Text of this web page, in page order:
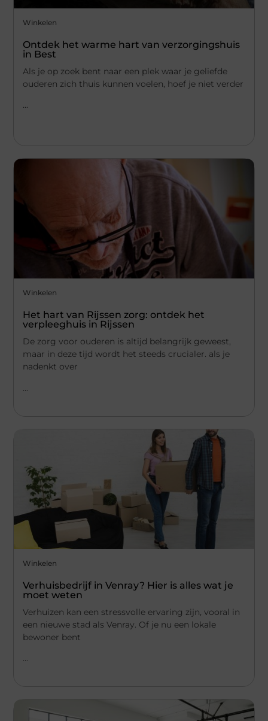
Winkelen
Ontdek het warme hart van verzorgingshuis
in Best
Als je op zoek bent naar een plek waar je geliefde
ouderen zich thuis kunnen voelen, hoef je niet verder
...
Winkelen
Het hart van Rijssen zorg: ontdek het
verpleeghuis in Rijssen
De zorg voor ouderen is altijd belangrijk geweest,
maar in deze tijd wordt het steeds crucialer. als je
nadenkt over
Winkelen
Verhuisbedrijf in Venray? Hier is alles wat je
moet weten
Verhuizen kan een stressvolle ervaring zijn, vooral in
een nieuwe stad als Venray. Of je nu een lokale
bewoner bent
...